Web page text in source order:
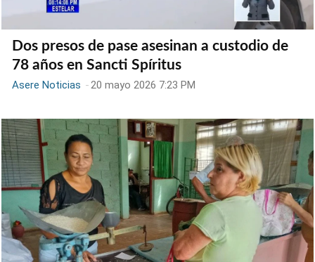
Dos presos de pase asesinan a custodio de
78 años en Sancti Spíritus
Asere Noticias -20 mayo 2026 7:23 PM